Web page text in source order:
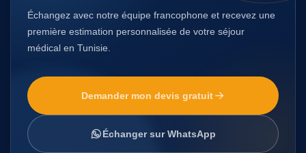
Échangez avec notre équipe francophone et recevez une
première estimation personnalisée de votre séjour
médical en Tunisie.
Demander mon devis gratuit
Échanger sur WhatsApp